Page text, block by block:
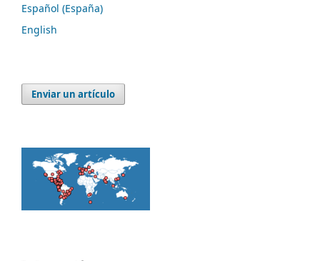
Español (España)
English
Enviar un artículo